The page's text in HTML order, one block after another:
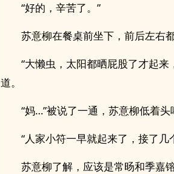
“好的，辛苦了。”
苏意柳在餐桌前坐下，前后左右
“大懒虫，太阳都晒屁股了才起
道。
“妈…”被说了一通，苏意柳低着头
“人家小符一早就起来了，接了
苏意柳了解，应该是常旸和季嘉镕